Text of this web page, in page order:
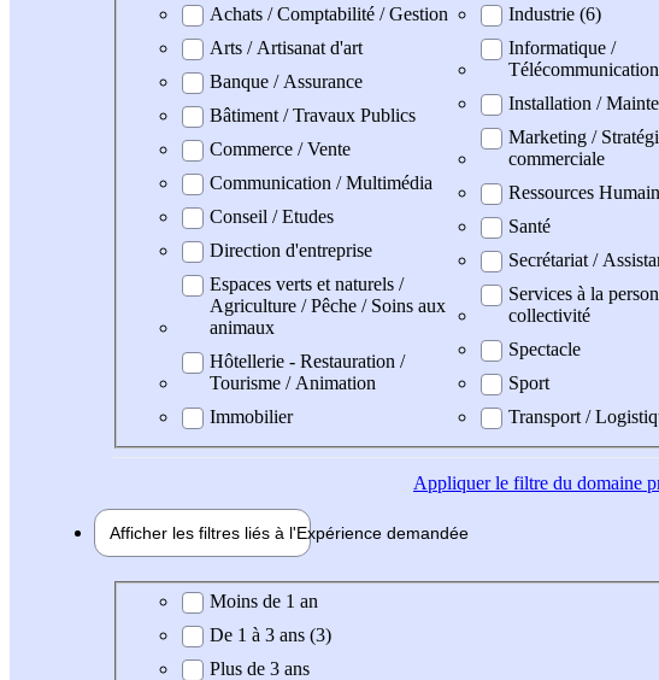
Domaine professionel
Achats / Comptabilité / Gestion
Arts / Artisanat d'art
Banque / Assurance
Bâtiment / Travaux Publics
Commerce / Vente
Communication / Multimédia
Conseil / Etudes
Direction d'entreprise
Espaces verts et naturels /
Agriculture / Pêche / Soins aux
animaux
Hôtellerie - Restauration /
Tourisme / Animation
Immobilier
Industrie (6)
Informatique /
Télécommunication
Installation /
Marketing /
commerciale
Ressources
Santé
Secrétariat /
Services à la
collectivité
Spectacle
Sport
Transport /
Appliquerle filtre du domaine
Afficher les filtres liés à l'Expérience demandée
Expérience demandée
Moins de 1 an
De 1 à 3 ans (3)
Plus de 3 ans